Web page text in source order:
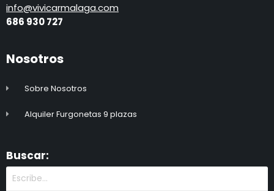
info@vivicarmalaga.com
686 930 727
Nosotros
Sobre Nosotros
Alquiler Furgonetas 9 plazas
Buscar: